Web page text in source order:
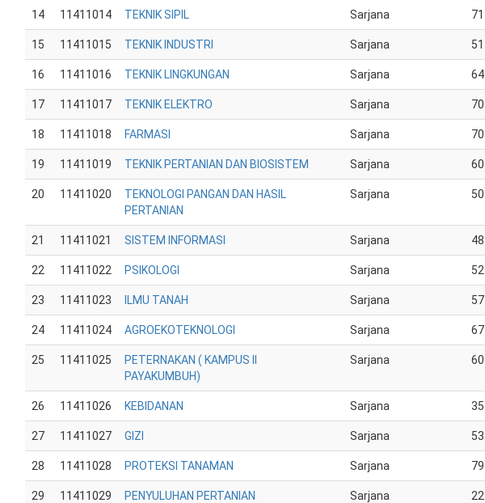
14 11411014 TEKNIK SIPIL Sarjana 71
15 11411015 TEKNIK INDUSTRI Sarjana 51
16 11411016 TEKNIK LINGKUNGAN Sarjana 64
17 11411017 TEKNIK ELEKTRO Sarjana 70
18 11411018 FARMASI Sarjana 70
19 11411019 TEKNIK PERTANIAN DAN BIOSISTEM Sarjana 60
20 11411020
TEKNOLOGI PANGAN DAN HASIL
PERTANIAN
Sarjana 50
21 11411021 SISTEM INFORMASI Sarjana 48
22 11411022 PSIKOLOGI Sarjana 52
23 11411023 ILMU TANAH Sarjana 57
24 11411024 AGROEKOTEKNOLOGI Sarjana 67
25 11411025
PETERNAKAN ( KAMPUS II
PAYAKUMBUH)
Sarjana 60
26 11411026 KEBIDANAN Sarjana 35
27 11411027 GIZI Sarjana 53
28 11411028 PROTEKSI TANAMAN Sarjana 79
29 11411029 PENYULUHAN PERTANIAN Sarjana 22